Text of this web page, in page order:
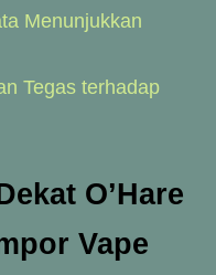
Menunjukkan
Tegas terhadap
O’Hare
Vape